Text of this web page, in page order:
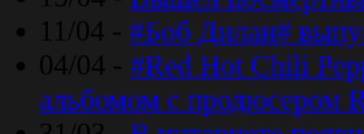
11/04 - #Боб Дилан#
04/04 - #Red Hot Chili
альбомом с продюсером